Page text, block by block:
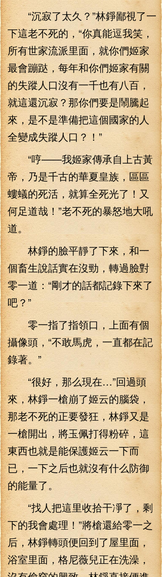
“沉寂了太久？”林錚鄙視了一
下這老不死的，“你真能逗我笑，
所有世家流派里面，就你們姬家
最會蹦跶，每年和你們姬家有關
的失蹤人口沒有一千也有八百，
就這還沉寂？那你們要是鬧騰起
來，是不是準備把這個國家的人
全變成失蹤人口？！”
“哼——我姬家傳承自上古黃
帝，乃是千古的華夏皇族，區區
螻蟻的死活，就算全死光了！又
何足道哉！”老不死的暴怒地大吼
道。
林錚的臉平靜了下來，和一
個畜生說話實在沒勁，轉過臉對
零一道：“剛才的話都記錄下來了
吧？”
零一指了指領口，上面有個
攝像頭，“不敢馬虎，一直都在記
錄著。”
“很好，那么現在…”回過頭
來，林錚一槍崩了姬云的腦袋，
那老不死的正要發狂，林錚又是
一槍開出，將玉佩打得粉碎，這
東西也就是能保護姬云一下而
已，一下之后也就沒有什么防御
的能量了。
“找人把這里收拾干凈了，剩
下的我會處理！”將槍還給零一之
后，林錚轉頭便回到了屋里面，
浴室里面，格尼薇兒正在洗澡，